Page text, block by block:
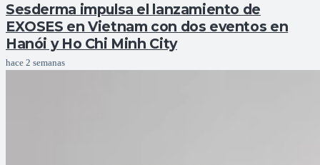
Sesderma impulsa el lanzamiento de
EXOSES en Vietnam con dos eventos en
Hanói y Ho Chi Minh City
hace 2 semanas